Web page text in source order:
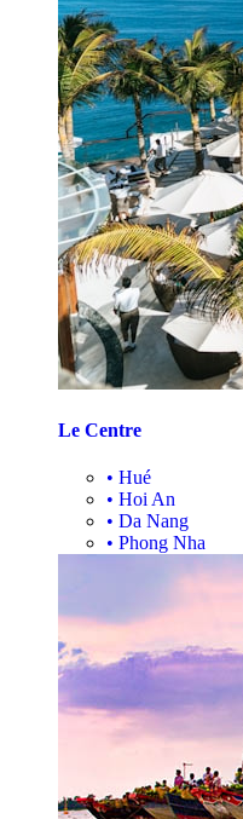
Le Centre
• Hué
• Hoi An
• Da Nang
• Phong Nha